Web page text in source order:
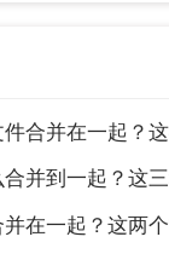
，在原始文件夹
pdf文件合并在
件合并在一起有
并在一起？这4种方
到一起？这三种合
一起？这两个方